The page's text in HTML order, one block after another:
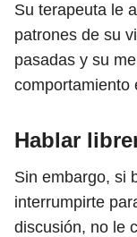
Su terapeuta le
patrones de su
pasadas y su
comportamiento
Hablar
Sin embargo, si
interrumpirte
discusión, no le